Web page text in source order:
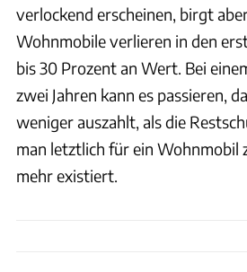
verlockend erscheinen, birgt
Wohnmobile verlieren in den
bis 30 Prozent an Wert. Bei
zwei Jahren kann es passieren,
weniger auszahlt, als die
man letztlich für ein Wohnmobil
mehr existiert.